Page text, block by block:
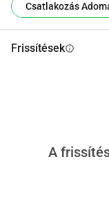
Csatlakozás
Frissítésekinfo
A